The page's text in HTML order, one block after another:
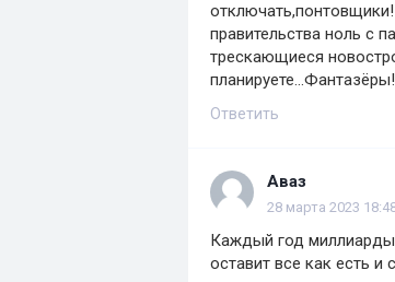
правительства ноль с
трескающиеся
планируете...Фантазёры!
Ответить
Аваз
28 марта 2023
Каждый год миллиарды
оставит все как есть